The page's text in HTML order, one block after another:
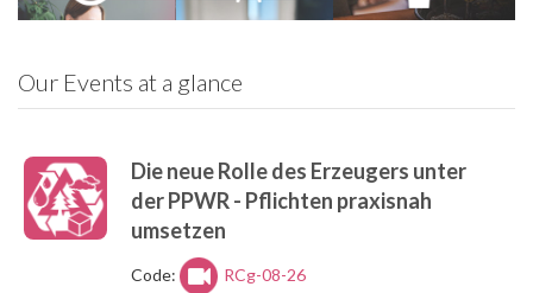
Our Events at a glance
Die neue Rolle des Erzeugers unter
der PPWR - Pflichten praxisnah
umsetzen
Code: RCg-08-26